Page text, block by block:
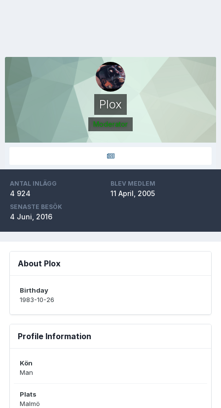
Plox
Moderator
ANTAL INLÄGG
4 924
BLEV MEDLEM
11 April, 2005
SENASTE BESÖK
4 Juni, 2016
About Plox
Birthday
1983-10-26
Profile Information
Kön
Man
Plats
Malmö